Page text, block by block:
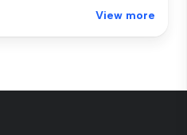
View more